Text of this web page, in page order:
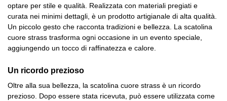
optare per stile e qualità. Realizzata con materiali pregiati e
curata nei minimi dettagli, è un prodotto artigianale di alta qualità.
Un piccolo gesto che racconta tradizioni e bellezza. La scatolina
cuore strass trasforma ogni occasione in un evento speciale,
aggiungendo un tocco di raffinatezza e calore.
Un ricordo prezioso
Oltre alla sua bellezza, la scatolina cuore strass è un ricordo
prezioso. Dopo essere stata ricevuta, può essere utilizzata come